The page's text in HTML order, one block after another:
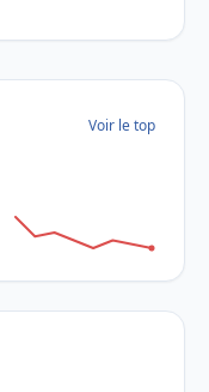
Voir le top